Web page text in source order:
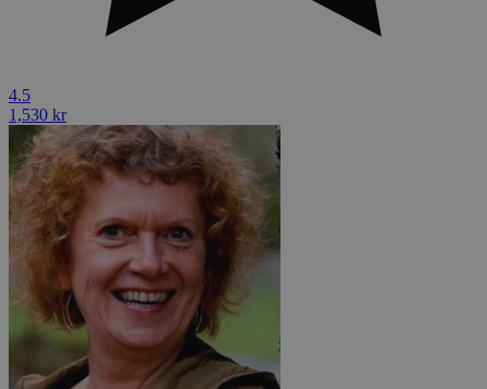
4.5
1,530 kr